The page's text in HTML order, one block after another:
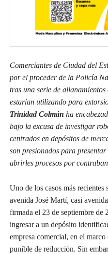
Comerciantes de Ciudad del
por el proceder de la Policía
tras una serie de allanamientos
estarían utilizando para
Trinidad Colmán ha
bajo la excusa de investigar
centrados en depósitos de
son presionados para
abrirles procesos por
Uno de los casos más
avenida José Martí, casi
firmada el 23 de septiembre de
ingresar a un depósito
empresa comercial, en el
punible de reducción. Sin